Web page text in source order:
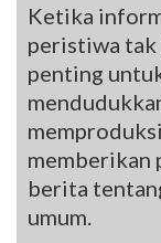
Ketika
peristiwa tak
penting
berita
umum.